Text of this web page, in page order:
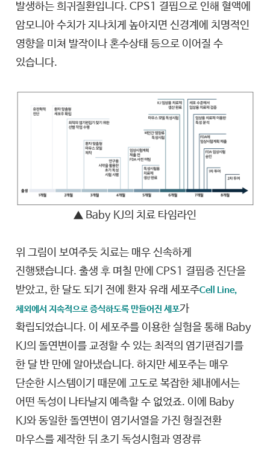
발생하는 희귀질환입니다. CPS1 결핍으로 인해 혈액에
암모니아 수치가 지나치게 높아지면 신경계에 치명적인
영향을 미쳐 발작이나 혼수상태 등으로 이어질 수
있습니다.
▲ Baby KJ의 치료 타임라인
위 그림이 보여주듯 치료는 매우 신속하게
진행됐습니다. 출생 후 며칠 만에 CPS1 결핍증 진단을
받았고, 한 달도 되기 전에 환자 유래 세포주Cell Line,
체외에서 지속적으로 증식하도록 만들어진 세포가
확립되었습니다. 이 세포주를 이용한 실험을 통해 Baby
KJ의 돌연변이를 교정할 수 있는 최적의 염기편집기를
한 달 반 만에 알아냈습니다. 하지만 세포주는 매우
단순한 시스템이기 때문에 고도로 복잡한 체내에서는
어떤 독성이 나타날지 예측할 수 없었죠. 이에 Baby
KJ와 동일한 돌연변이 염기서열을 가진 형질전환
마우스를 제작한 뒤 초기 독성시험과 영장류